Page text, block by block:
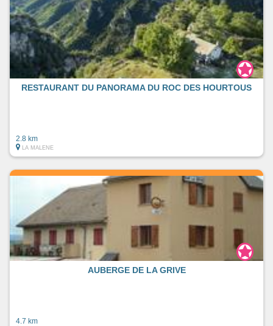
RESTAURANT DU PANORAMA DU ROC DES HOURTOUS
2.8 km
LA MALENE
AUBERGE DE LA GRIVE
4.7 km